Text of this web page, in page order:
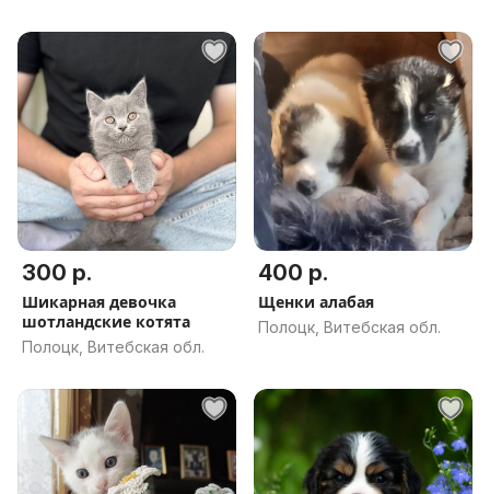
300 р.
Шикарная девочка
шотландские котята
Полоцк, Витебская обл.
400 р.
Щенки алабая
Полоцк, Витебская обл.